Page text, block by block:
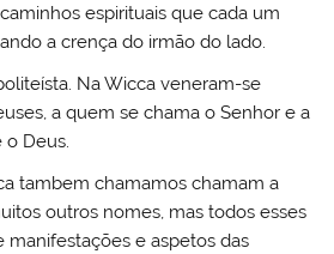
espirituais que cada um
a crença do irmão do lado.
Na Wicca veneram-se
a quem se chama o Senhor e a
o Deus.
tambem chamamos chamam a
outros nomes, mas todos esses
manifestações e aspetos das